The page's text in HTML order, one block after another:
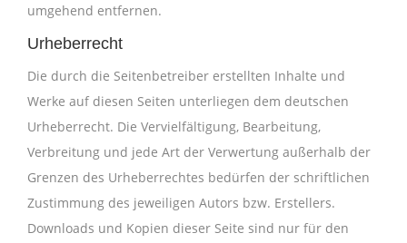
umgehend entfernen.
Urheberrecht
Die durch die Seitenbetreiber erstellten Inhalte und
Werke auf diesen Seiten unterliegen dem deutschen
Urheberrecht. Die Vervielfältigung, Bearbeitung,
Verbreitung und jede Art der Verwertung außerhalb der
Grenzen des Urheberrechtes bedürfen der schriftlichen
Zustimmung des jeweiligen Autors bzw. Erstellers.
Downloads und Kopien dieser Seite sind nur für den